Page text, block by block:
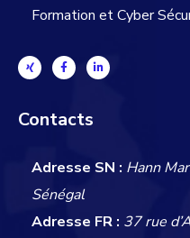
Formation et Cyber
Contacts
Adresse SN : Hann
Sénégal
Adresse FR : 37 rue